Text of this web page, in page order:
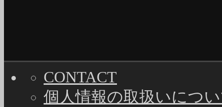
CONTACT
個人情報の取扱いにつ